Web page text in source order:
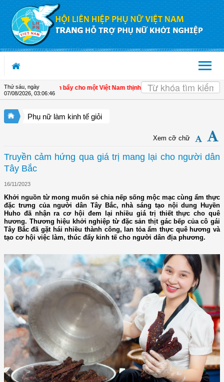
Truy cập nội dung luôn
Thứ sáu, ngày
07/08/2026 03:06:46
tế tư nhân - Đòn bẩy cho một Việt Nam thịnh vượng | Hội LHPN tỉnh Kiên
Phụ nữ làm kinh tế giỏi
Xem cỡ chữ
Truyền cảm hứng qua giá trị mang lại cho người dân
Tây Bắc
16/11/2023
Khởi nguồn từ mong muốn sẻ chia nếp sống mộc mạc cùng ẩm thực
đặc trưng của người dân Tây Bắc, nhà sáng tạo nội dung Huyền
Huho đã nhận ra cơ hội đem lại nhiều giá trị thiết thực cho quê
hương. Thương hiệu khởi nghiệp từ đặc sản thịt gác bếp của cô gái
Tây Bắc đã gặt hái nhiều thành công, lan tỏa ẩm thực quê hương và
tạo cơ hội việc làm, thúc đẩy kinh tế cho người dân địa phương.